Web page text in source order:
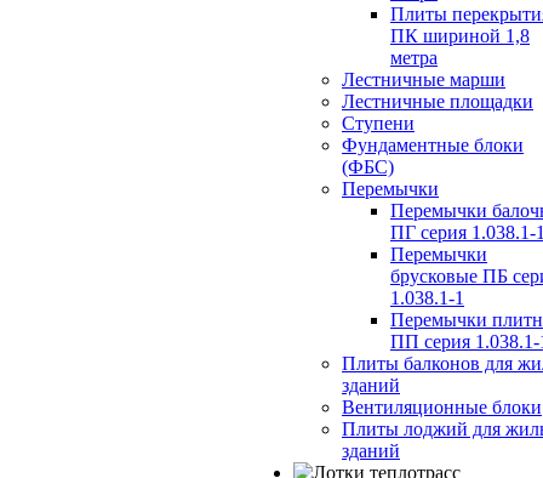
Плиты
ПК шириной 1,8
метра
Лестничные марши
Лестничные площадки
Ступени
Фундаментные блоки
(ФБС)
Перемычки
Перемычки
ПГ серия 1.038.1-
Перемычки
брусковые ПБ
1.038.1-1
Перемычки
ПП серия 1.038.1-
Плиты балконов для
зданий
Вентиляционные блоки
Плиты лоджий для
зданий